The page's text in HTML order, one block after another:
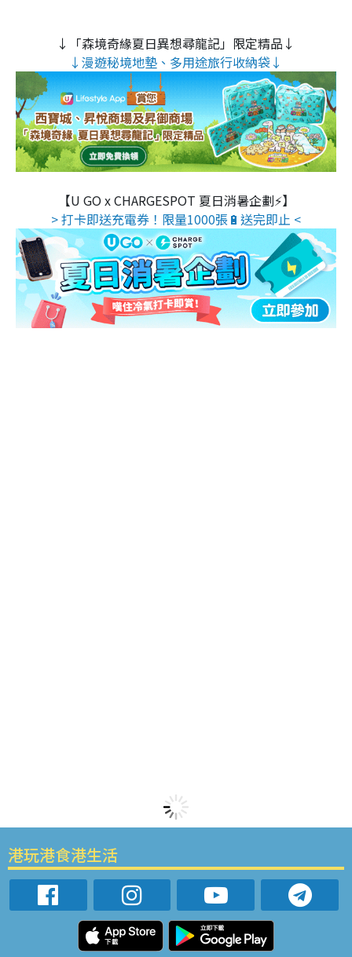
↓「森境奇緣夏日異想尋龍記」限定精品↓
↓漫遊秘境地墊、多用途旅行收納袋↓
【U GO x CHARGESPOT 夏日消暑企劃⚡】
> 打卡即送充電券！限量1000張🔋送完即止 <
港玩港食港生活